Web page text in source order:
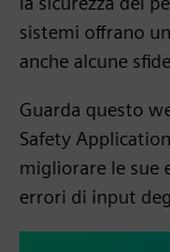
sistemi offrano
anche alcune
Guarda questo
Safety
migliorare le sue
errori di input